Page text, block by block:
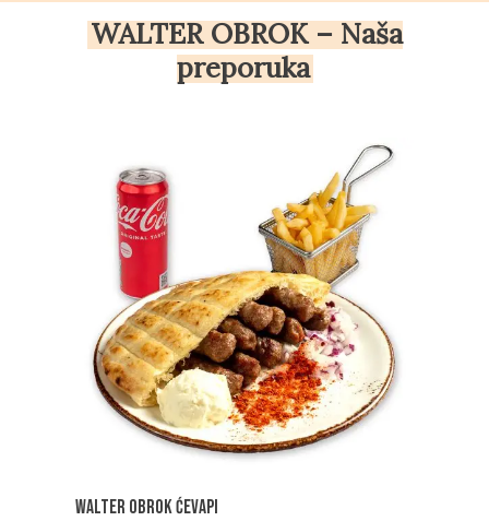
WALTER OBROK – Naša
preporuka
Walter Obrok Ćevapi